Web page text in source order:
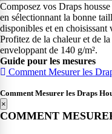
Composez vos Draps
en sélectionnant la bonne
disponibles et en
Profitez de la chaleur et de
enveloppant de 140 g/m².
Guide pour les mesures
Comment Mesurer les
Comment Mesurer les Draps
×
COMMENT